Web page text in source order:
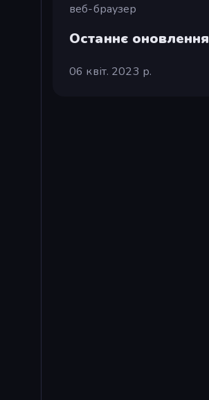
веб-браузер
Останнє оновлення
06 квіт. 2023 р.